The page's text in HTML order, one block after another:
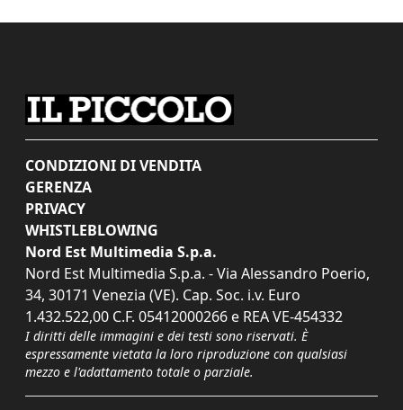
CONDIZIONI DI VENDITA
GERENZA
PRIVACY
WHISTLEBLOWING
Nord Est Multimedia S.p.a.
Nord Est Multimedia S.p.a. - Via Alessandro Poerio,
34, 30171 Venezia (VE). Cap. Soc. i.v. Euro
1.432.522,00 C.F. 05412000266 e REA VE-454332
I diritti delle immagini e dei testi sono riservati. È
espressamente vietata la loro riproduzione con qualsiasi
mezzo e l'adattamento totale o parziale.